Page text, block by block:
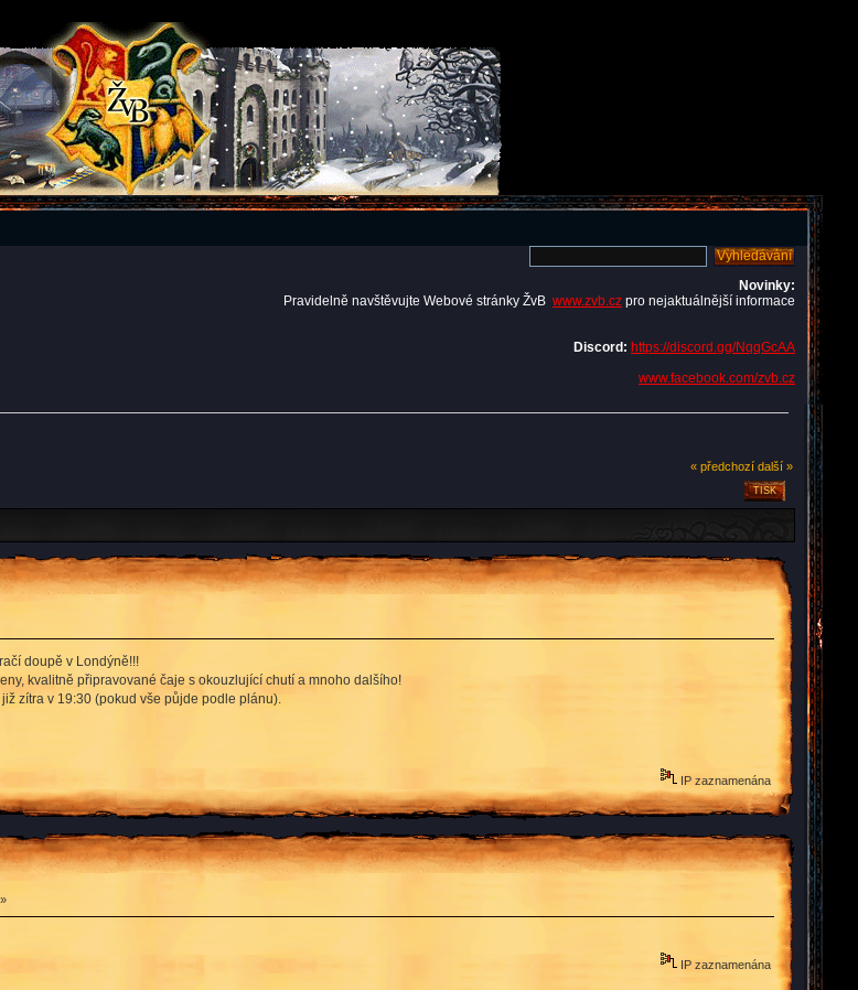
Novinky:
Pravidelně navštěvujte Webové stránky ŽvB www.zvb.cz pro nejaktuálnější informace
Discord: https://discord.gg/NqqGcAA
www.facebook.com/zvb.cz
« předchozí další »
TISK
doupě v Londýně!!!
kvalitně připravované čaje s okouzlující chutí a mnoho dalšího!
zítra v 19:30 (pokud vše půjde podle plánu).
IP zaznamenána
IP zaznamenána